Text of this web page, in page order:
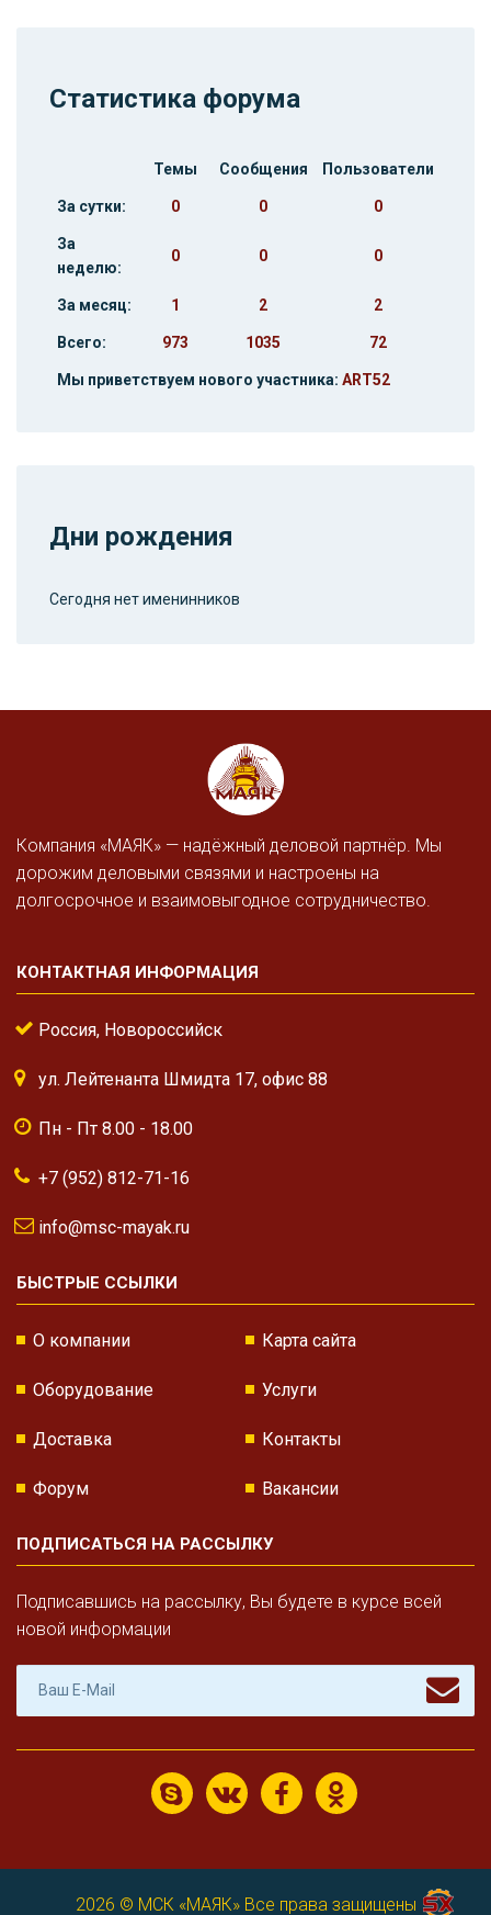
Статистика форума
Темы Сообщения Пользователи
За сутки: 0 0 0
За
неделю:
0 0 0
За месяц: 1 2 2
Всего: 973 1035 72
Мы приветствуем нового участника: ART52
Дни рождения
Сегодня нет именинников
Компания «МАЯК» — надёжный деловой партнёр. Мы
дорожим деловыми связями и настроены на
долгосрочное и взаимовыгодное сотрудничество.
КОНТАКТНАЯ ИНФОРМАЦИЯ
Россия, Новороссийск
ул. Лейтенанта Шмидта 17, офис 88
Пн - Пт 8.00 - 18.00
+7 (952) 812-71-16
info@msc-mayak.ru
БЫСТРЫЕ ССЫЛКИ
О компании Карта сайта
Оборудование Услуги
Доставка Контакты
Форум Вакансии
ПОДПИСАТЬСЯ НА РАССЫЛКУ
Подписавшись на рассылку, Вы будете в курсе всей
новой информации
2026 © МСК «МАЯК»Все права защищены